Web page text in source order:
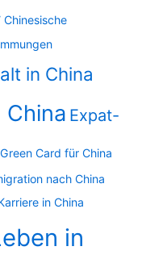
Chinesische
in China
Expat-
Green Card für China
nach China
in China
in